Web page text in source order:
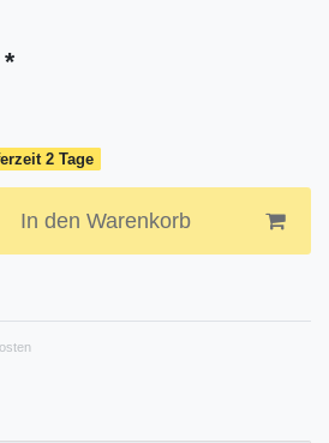
*
2 Tage
In den Warenkorb